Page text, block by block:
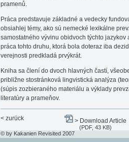
pramenů.
Práca predstavuje základné a vedecky
obsiahlej témy, ako sú nemecké lexikálne
samostatného vývinu obidvoch týchto
práca tohto druhu, ktorá bola doteraz iba
verejnosti predkladá prvýkrát.
Kniha sa člení do dvoch hlavných častí,
približne stostránková lingvistická analýza
(súpis zozbieraného materiálu a výklady
literatúry a prameňov.
< zurück > Download Article
(PDF, 43 KB)
© by Kakanien Revisited 2007